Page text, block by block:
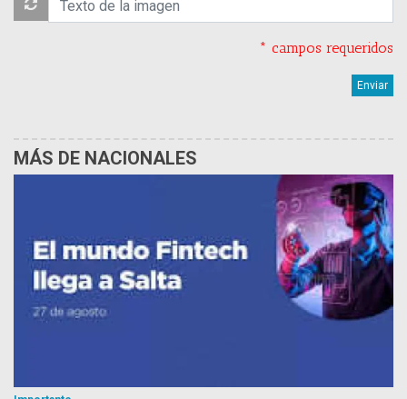
* campos requeridos
MÁS DE NACIONALES